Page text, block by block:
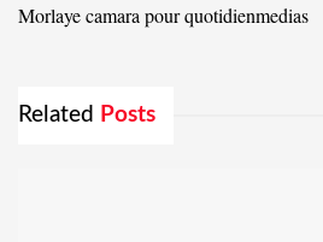
Morlaye camara pour quotidienmedias
Related Posts